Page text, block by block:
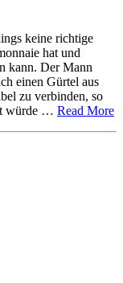
keine richtige
hat und
kann. Der Mann
einen Gürtel aus
zu verbinden, so
würde … Read More